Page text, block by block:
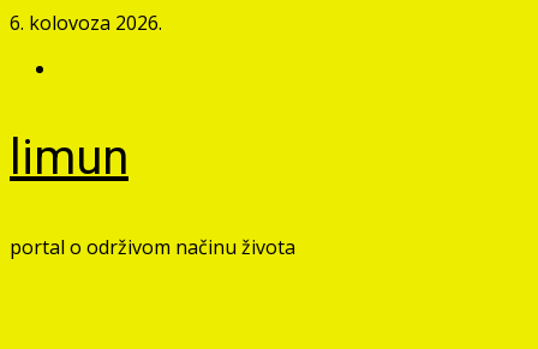
Skip
content
6. kolovoza 2026.
limun
portal o održivom načinu života